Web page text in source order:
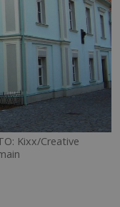
Kixx/Creative